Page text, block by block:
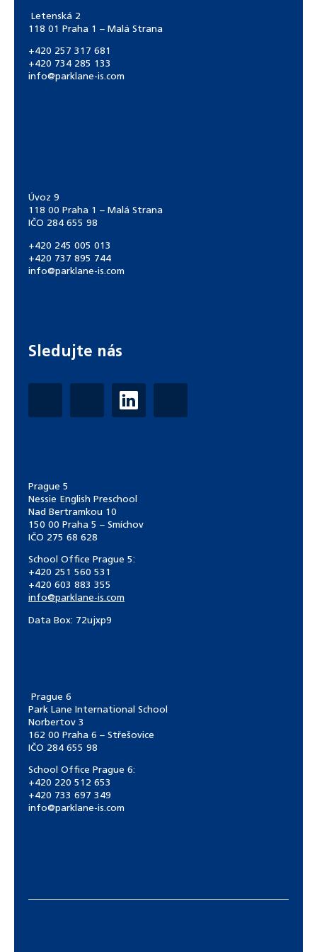
Letenská 2
118 01 Praha 1 – Malá Strana
+420 257 317 681
+420 734 285 133
info@parklane-is.com
Úvoz 9
118 00 Praha 1 – Malá Strana
IČO 284 655 98
+420 245 005 013
+420 737 895 744
info@parklane-is.com
Sledujte nás
Prague 5
Nessie English Preschool
Nad Bertramkou 10
150 00 Praha 5 – Smíchov
IČO 275 68 628
School Office Prague 5:
+420 251 560 531
+420 603 883 355
info@parklane-is.com
Data Box: 72ujxp9
Prague 6
Park Lane International School
Norbertov 3
162 00 Praha 6 – Střešovice
IČO 284 655 98
School Office Prague 6:
+420 220 512 653
+420 733 697 349
info@parklane-is.com